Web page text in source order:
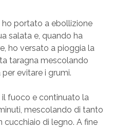
portato a ebollizione
salata e, quando ha
ho versato a pioggia la
taragna mescolando
evitare i grumi.
fuoco e continuato la
mescolando di tanto
cucchiaio di legno. A fine